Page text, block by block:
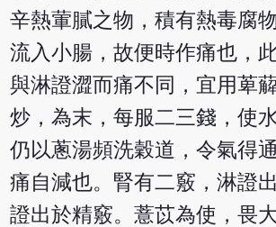
辛熱葷膩之物，積有熱毒腐
流入小腸，故便時作痛也，
與淋證澀而痛不同，宜用萆
炒，為末，每服二三錢，使
仍以蔥湯頻洗穀道，令氣得
痛自減也。腎有二竅，淋證
證出於精竅。薏苡為使，畏